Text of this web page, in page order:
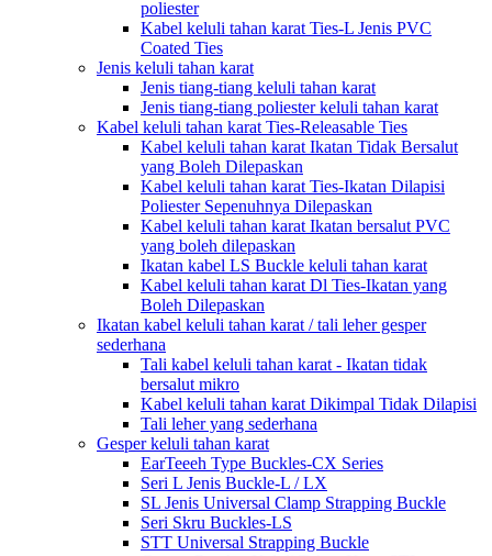
poliester
Kabel keluli tahan karat Ties-L Jenis PVC
Coated Ties
Jenis keluli tahan karat
Jenis tiang-tiang keluli tahan karat
Jenis tiang-tiang poliester keluli tahan karat
Kabel keluli tahan karat Ties-Releasable Ties
Kabel keluli tahan karat Ikatan Tidak Bersalut
yang Boleh Dilepaskan
Kabel keluli tahan karat Ties-Ikatan Dilapisi
Poliester Sepenuhnya Dilepaskan
Kabel keluli tahan karat Ikatan bersalut PVC
yang boleh dilepaskan
Ikatan kabel LS Buckle keluli tahan karat
Kabel keluli tahan karat Dl Ties-Ikatan yang
Boleh Dilepaskan
Ikatan kabel keluli tahan karat / tali leher gesper
sederhana
Tali kabel keluli tahan karat - Ikatan tidak
bersalut mikro
Kabel keluli tahan karat Dikimpal Tidak Dilapisi
Tali leher yang sederhana
Gesper keluli tahan karat
EarTeeeh Type Buckles-CX Series
Seri L Jenis Buckle-L / LX
SL Jenis Universal Clamp Strapping Buckle
Seri Skru Buckles-LS
STT Universal Strapping Buckle